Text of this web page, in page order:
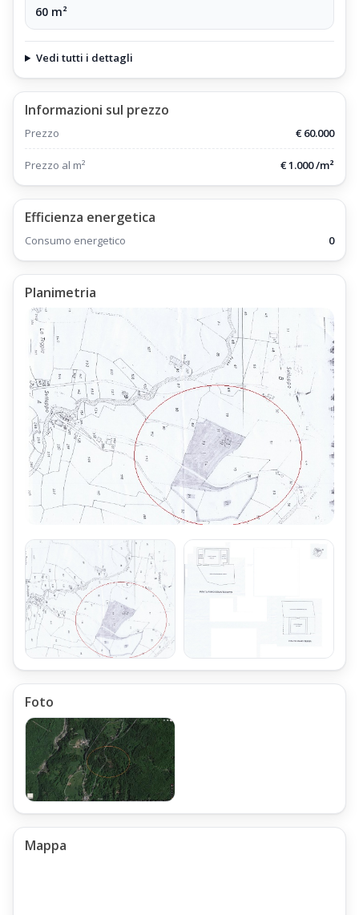
60 m²
Vedi tutti i dettagli
Informazioni sul prezzo
Prezzo € 60.000
Prezzo al m² € 1.000 /m²
Efficienza energetica
Consumo energetico 0
Planimetria
Foto
Mappa